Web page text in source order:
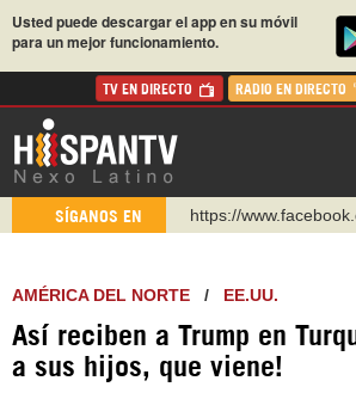
Usted puede descargar el app en su móvil
para un mejor funcionamiento.
TV EN DIRECTO RADIO EN DIRECTO
SÍGANOS EN
https://
http://twitter.com/
https://t.me/
https://
AMÉRICA DEL NORTE / EE.UU.
Así reciben a Trump en
a sus hijos, que viene!